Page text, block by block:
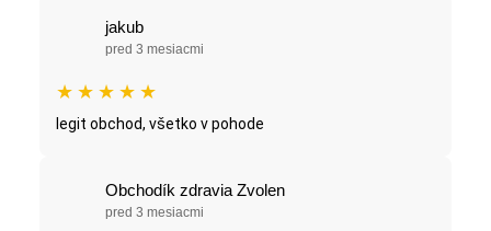
jakub
pred 3 mesiacmi
★ ★ ★ ★ ★
legit obchod, všetko v pohode
Obchodík zdravia Zvolen
pred 3 mesiacmi